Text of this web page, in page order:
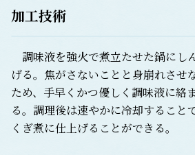
加工技術
調味液を強火で煮立たせた鍋にし
げる。焦がさないことと身崩れさせ
ため、手早くかつ優しく調味液に絡
る。調理後は速やかに冷却すること
くぎ煮に仕上げることができる。